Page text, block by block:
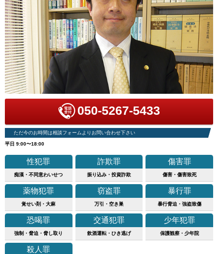
050-5267-5433
ただ今のお時間は相談フォームよりお問い合わせ下さい
平日 9:00〜18:00
性犯罪
痴漢・不同意わいせつ
詐欺罪
振り込み・投資詐欺
傷害罪
傷害・傷害致死
薬物犯罪
覚せい剤・大麻
窃盗罪
万引・空き巣
暴行罪
暴行脅迫・強盗致傷
恐喝罪
強制・脅迫・脅し取り
交通犯罪
飲酒運転・ひき逃げ
少年犯罪
保護観察・少年院
殺人罪